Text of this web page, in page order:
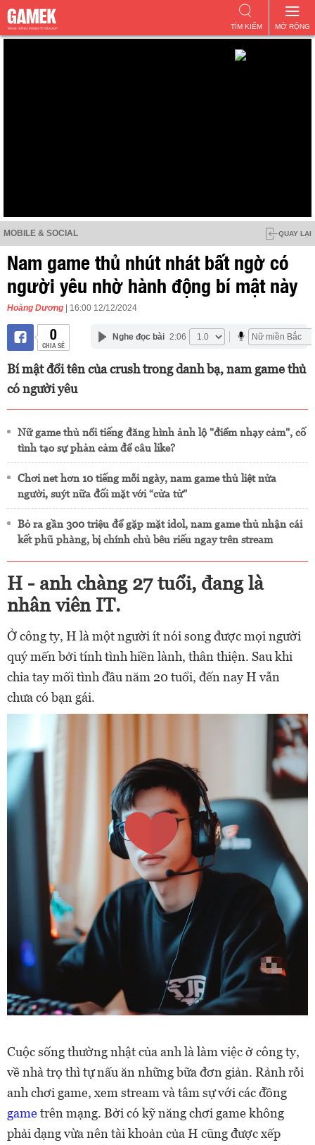
MỞ RỘNG
TÌM KIẾM
MOBILE & SOCIAL QUAY LẠI
Nam game thủ nhút nhát bất ngờ có
người yêu nhờ hành động bí mật này
Hoàng Dương | 16:00 12/12/2024
0
CHIA SẺ
Nghe đọc bài 2:06
Bí mật đổi tên của crush trong danh bạ, nam game thủ
có người yêu
Nữ game thủ nổi tiếng đăng hình ảnh lộ "điểm nhạy cảm", cố
tình tạo sự phản cảm để câu like?
Chơi net hơn 10 tiếng mỗi ngày, nam game thủ liệt nửa
người, suýt nữa đối mặt với “cửa tử”
Bỏ ra gần 300 triệu để gặp mặt idol, nam game thủ nhận cái
kết phũ phàng, bị chính chủ bêu riếu ngay trên stream
H - anh chàng 27 tuổi, đang là
nhân viên IT.
Ở công ty, H là một người ít nói song được mọi người
quý mến bởi tính tình hiền lành, thân thiện. Sau khi
chia tay mối tình đầu năm 20 tuổi, đến nay H vẫn
chưa có bạn gái.
Cuộc sống thường nhật của anh là làm việc ở công ty,
về nhà trọ thì tự nấu ăn những bữa đơn giản. Rảnh rỗi
anh chơi game, xem stream và tâm sự với các đồng
gametrên mạng. Bởi có kỹ năng chơi game không
phải dạng vừa nên tài khoản của H cũng được xếp